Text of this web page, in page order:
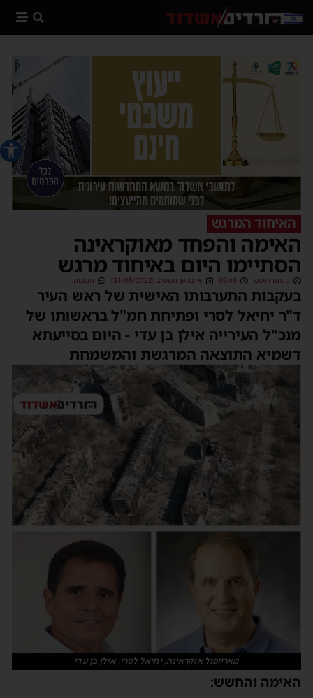
פתח
האיחוד המרגש
האימה והפחד מאוקראינה
הסתיימו היום באיחוד מרגש
מנחם דויטש 09:40 א׳ בסיון תשפ״ב (31/05/2022) תגובות
בעקבות התערבותו האישית של ראש העיר
ד"ר יחיאל לסרי ופתיחת חמ"ל בראשותו של
מנכ"ל העירייה אילן בן עדי - היום בסייעתא
דשמיא התוצאה המרגשת והמשמחת
מאריופול אוקראינה, יחיאל לסרי, אילן בן עדי
האימה והחשש: